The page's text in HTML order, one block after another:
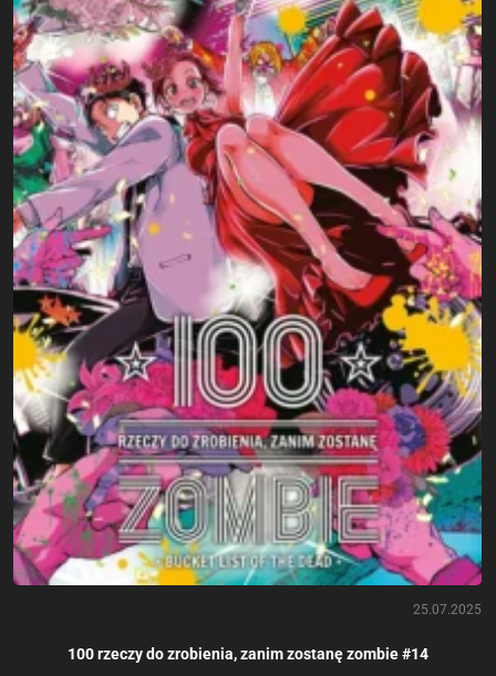
25.07.2025
100 rzeczy do zrobienia, zanim zostanę zombie #14